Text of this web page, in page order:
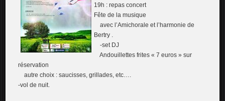
19h : repas concert
Fête de la musique
avec l’Amichorale et l’harmonie de
Bertry .
-set DJ
Andouillettes frites « 7 euros » sur
réservation
autre choix : saucisses, grillades, etc….
-vol de nuit.